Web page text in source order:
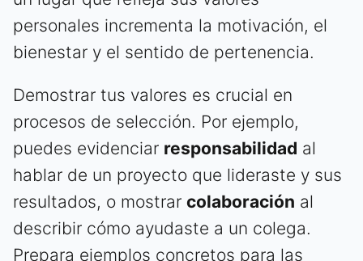
personales incrementa la motivación, el
bienestar y el sentido de pertenencia.
Demostrar tus valores es crucial en
procesos de selección. Por ejemplo,
puedes evidenciar responsabilidad al
hablar de un proyecto que lideraste y sus
resultados, o mostrar colaboración al
describir cómo ayudaste a un colega.
Prepara ejemplos concretos para las